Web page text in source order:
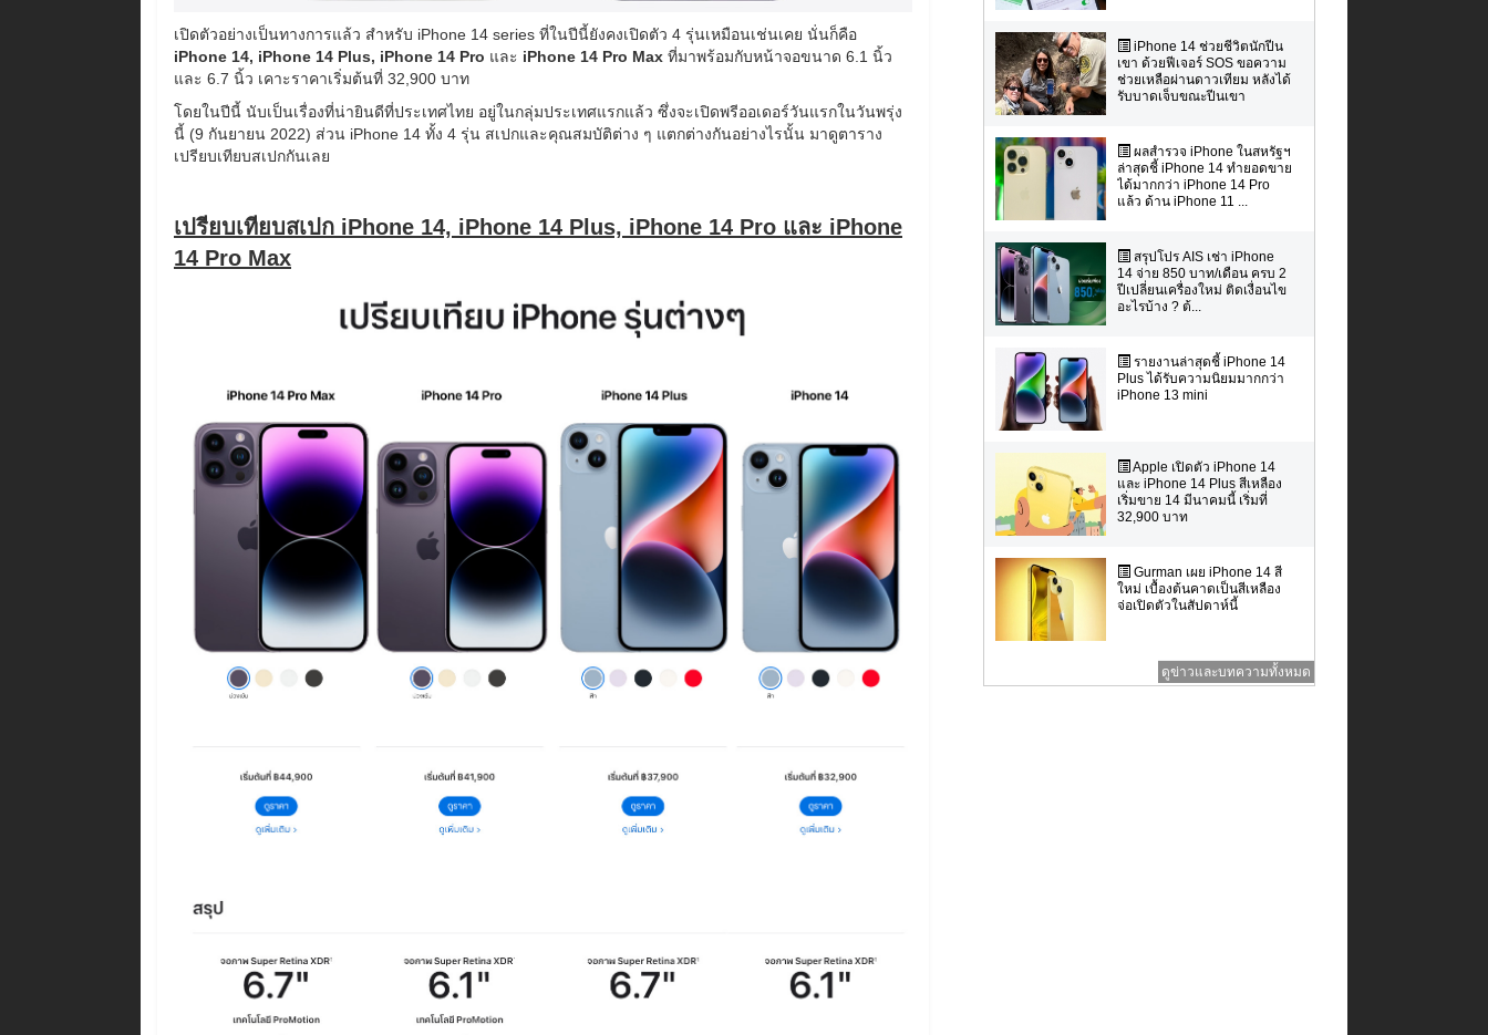
เปิดตัวอย่างเป็นทางการแล้ว สำหรับ iPhone 14 series ที่ในปีนี้ยังคงเปิดตัว 4 รุ่นเหมือนเช่นเคย นั่นก็คือ
iPhone 14, iPhone 14 Plus, iPhone 14 Pro และ iPhone 14 Pro Max ที่มาพร้อมกับหน้าจอขนาด 6.1 นิ้ว
และ 6.7 นิ้ว เคาะราคาเริ่มต้นที่ 32,900 บาท
โดยในปีนี้ นับเป็นเรื่องที่น่ายินดีที่ประเทศไทย อยู่ในกลุ่มประเทศแรกแล้ว ซึ่งจะเปิดพรีออเดอร์วันแรกในวันพรุ่ง
นี้ (9 กันยายน 2022) ส่วน iPhone 14 ทั้ง 4 รุ่น สเปกและคุณสมบัติต่าง ๆ แตกต่างกันอย่างไรนั้น มาดูตาราง
เปรียบเทียบสเปกกันเลย
เปรียบเทียบสเปก iPhone 14, iPhone 14 Plus, iPhone 14 Pro และ iPhone
14 Pro Max
iPhone 14 ช่วยชีวิตนักปีน
เขา ด้วยฟีเจอร์ SOS ขอความ
ช่วยเหลือผ่านดาวเทียม หลังได้
รับบาดเจ็บขณะปีนเขา
ผลสำรวจ iPhone ในสหรัฐฯ
ล่าสุดชี้ iPhone 14 ทำยอดขาย
ได้มากกว่า iPhone 14 Pro
แล้ว ด้าน iPhone 11 ...
สรุปโปร AIS เช่า iPhone
14 จ่าย 850 บาท/เดือน ครบ 2
ปีเปลี่ยนเครื่องใหม่ ติดเงื่อนไข
อะไรบ้าง ? ต้...
รายงานล่าสุดชี้ iPhone 14
Plus ได้รับความนิยมมากกว่า
iPhone 13 mini
Apple เปิดตัว iPhone 14
และ iPhone 14 Plus สีเหลือง
เริ่มขาย 14 มีนาคมนี้ เริ่มที่
32,900 บาท
Gurman เผย iPhone 14 สี
ใหม่ เบื้องต้นคาดเป็นสีเหลือง
จ่อเปิดตัวในสัปดาห์นี้
ดูข่าวและบทความทั้งหมด